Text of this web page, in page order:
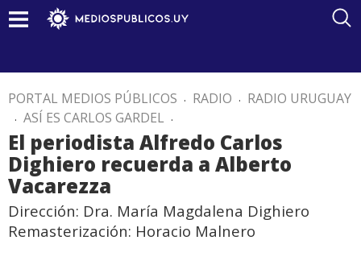
PORTAL MEDIOS PÚBLICOS . RADIO . RADIO URUGUAY
. ASÍ ES CARLOS GARDEL .
El periodista Alfredo Carlos
Dighiero recuerda a Alberto
Vacarezza
Dirección: Dra. María Magdalena Dighiero
Remasterización: Horacio Malnero